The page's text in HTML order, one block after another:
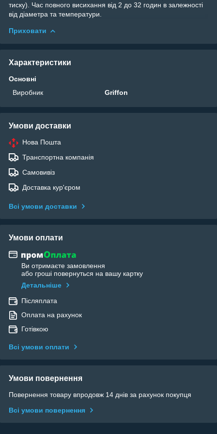
тиску). Час повного висихання від 2 до 32 годин в залежності
від діаметра та температури.
Приховати
Характеристики
Основні
Виробник
Griffon
Умови доставки
Нова Пошта
Транспортна компанія
Самовивіз
Доставка кур'єром
Всі умови доставки
Умови оплати
Ви отримаєте замовлення
або гроші повернуться на вашу картку
Детальніше
Післяплата
Оплата на рахунок
Готівкою
Всі умови оплати
Умови повернення
Повернення товару впродовж 14 днів за рахунок покупця
Всі умови повернення